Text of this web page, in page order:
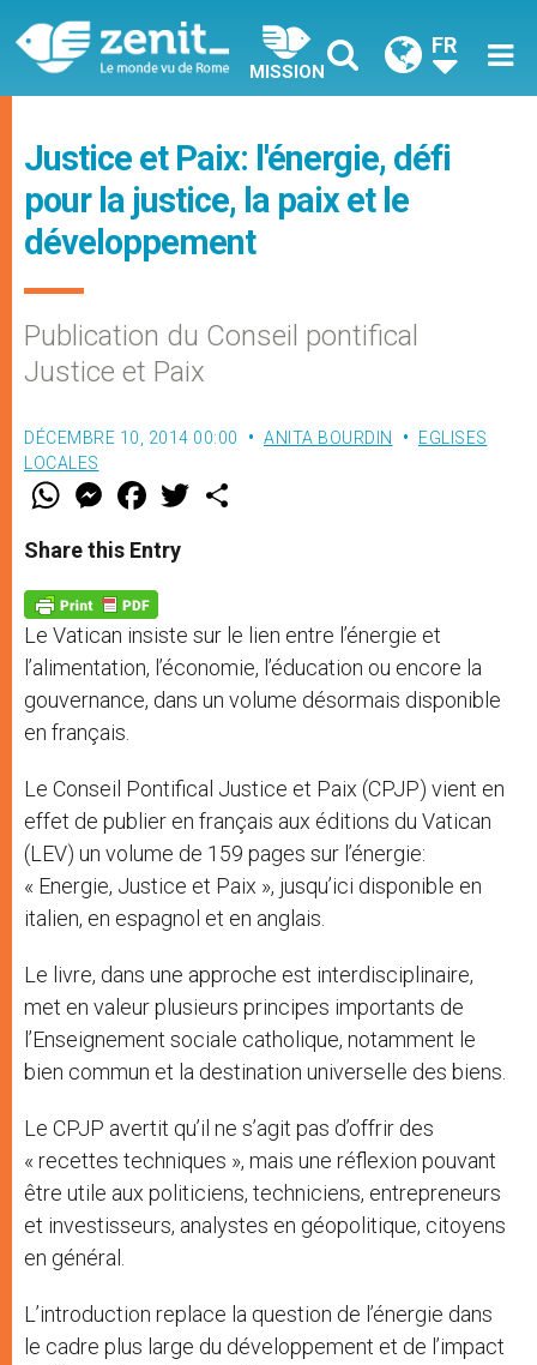
MISSION
FR
Justice et Paix: l'énergie, défi
pour la justice, la paix et le
développement
Publication du Conseil pontifical
Justice et Paix
DÉCEMBRE 10, 2014 00:00 ANITA BOURDIN
EGLISES
LOCALES
W
t
s
p
p
M
e
s
e
g
e
r
F
a
e
b
o
k
w
Share this Entry
Le Vatican insiste sur le lien entre l’énergie et
l’alimentation, l’économie, l’éducation ou encore la
gouvernance, dans un volume désormais disponible
en français.
Le Conseil Pontifical Justice et Paix (CPJP) vient en
effet de publier en français aux éditions du Vatican
(LEV) un volume de 159 pages sur l’énergie:
« Energie, Justice et Paix », jusqu’ici disponible en
italien, en espagnol et en anglais.
Le livre, dans une approche est interdisciplinaire,
met en valeur plusieurs principes importants de
l’Enseignement sociale catholique, notamment le
bien commun et la destination universelle des biens.
Le CPJP avertit qu’il ne s’agit pas d’offrir des
« recettes techniques », mais une réflexion pouvant
être utile aux politiciens, techniciens, entrepreneurs
et investisseurs, analystes en géopolitique, citoyens
en général.
L’introduction replace la question de l’énergie dans
le cadre plus large du développement et de l’impact